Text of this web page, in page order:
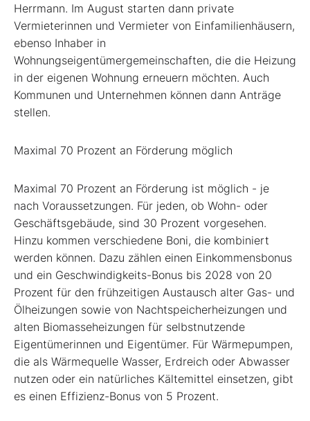
Herrmann. Im August starten dann private
Vermieterinnen und Vermieter von Einfamilienhäusern,
ebenso Inhaber in
Wohnungseigentümergemeinschaften, die die Heizung
in der eigenen Wohnung erneuern möchten. Auch
Kommunen und Unternehmen können dann Anträge
stellen.
Maximal 70 Prozent an Förderung möglich
Maximal 70 Prozent an Förderung ist möglich - je
nach Voraussetzungen. Für jeden, ob Wohn- oder
Geschäftsgebäude, sind 30 Prozent vorgesehen.
Hinzu kommen verschiedene Boni, die kombiniert
werden können. Dazu zählen einen Einkommensbonus
und ein Geschwindigkeits-Bonus bis 2028 von 20
Prozent für den frühzeitigen Austausch alter Gas- und
Ölheizungen sowie von Nachtspeicherheizungen und
alten Biomasseheizungen für selbstnutzende
Eigentümerinnen und Eigentümer. Für Wärmepumpen,
die als Wärmequelle Wasser, Erdreich oder Abwasser
nutzen oder ein natürliches Kältemittel einsetzen, gibt
es einen Effizienz-Bonus von 5 Prozent.